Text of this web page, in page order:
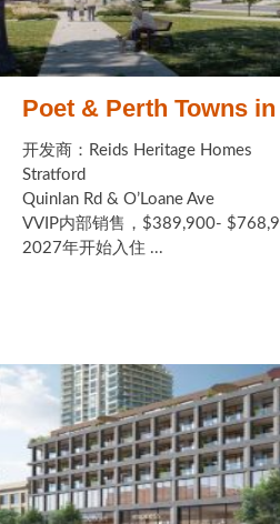
Poet & Perth Towns
开发商：Reids Heritage Homes
Stratford
Quinlan Rd & O’Loane Ave
VVIP内部销售，$389,900-
2027年开始入住 ...